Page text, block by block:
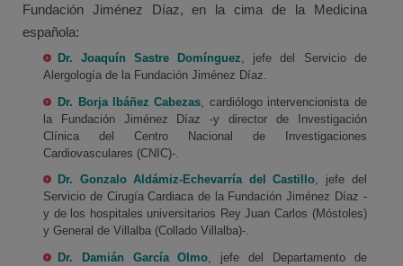
Fundación Jiménez Díaz, en la cima de la Medicina
española:
Dr. Joaquín Sastre Domínguez, jefe del Servicio de
Alergología de la Fundación Jiménez Díaz.
Dr. Borja Ibáñez Cabezas , cardiólogo intervencionista de
la Fundación Jiménez Díaz -y director de Investigación
Clínica del Centro Nacional de Investigaciones
Cardiovasculares (CNIC)-.
Dr. Gonzalo Aldámiz-Echevarría del Castillo, jefe del
Servicio de Cirugía Cardiaca de la Fundación Jiménez Díaz -
y de los hospitales universitarios Rey Juan Carlos (Móstoles)
y General de Villalba (Collado Villalba)-.
Dr. Damián García Olmo , jefe del Departamento de